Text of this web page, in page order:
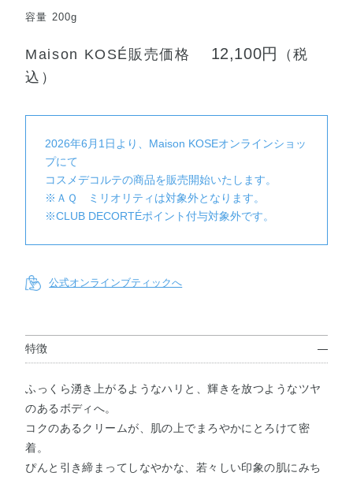
容量 200g
Maison KOSÉ販売価格 12,100円
（税
込）
2026年6月1日より、Maison KOSEオンラインショッ
プにて
コスメデコルテの商品を販売開始いたします。
※ＡＱ ミリオリティは対象外となります。
※CLUB DECORTÉポイント付与対象外です。
公式オンラインブティックへ
特徴
ふっくら湧き上がるようなハリと、輝きを放つようなツヤ
のあるボディへ。
コクのあるクリームが、肌の上でまろやかにとろけて密
着。
ぴんと引き締まってしなやかな、若々しい印象の肌にみち